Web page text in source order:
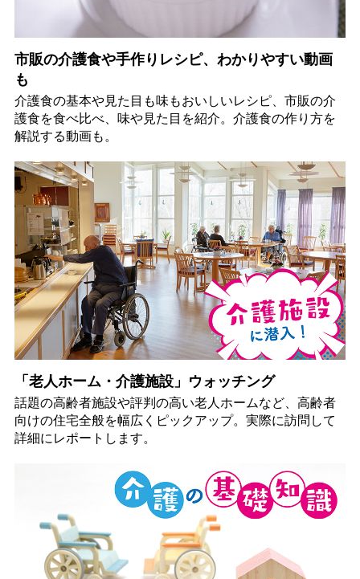
市販の介護食や手作りレシピ、わかりやすい動画
も
介護食の基本や見た目も味もおいしいレシピ、市販の介
護食を食べ比べ、味や見た目を紹介。介護食の作り方を
解説する動画も。
「老人ホーム・介護施設」ウォッチング
話題の高齢者施設や評判の高い老人ホームなど、高齢者
向けの住宅全般を幅広くピックアップ。実際に訪問して
詳細にレポートします。